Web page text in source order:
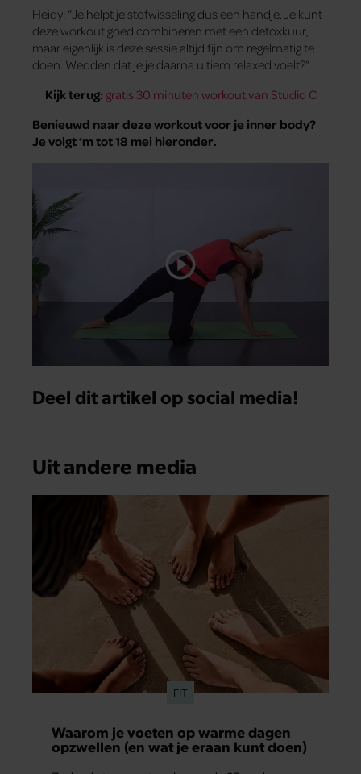
Heidy: “Je helpt je stofwisseling dus een handje. Je kunt
deze workout goed combineren met een detoxkuur,
maar eigenlijk is deze sessie altijd fijn om regelmatig te
doen. Wedden dat je je daarna ultiem relaxed voelt?”
Kijk terug: gratis 30 minuten workout van Studio C
Benieuwd naar deze workout voor je inner body?
Je volgt ‘m tot 18 mei hieronder.
Deel dit artikel op social media!
Uit andere media
FIT
Waarom je voeten op warme dagen
opzwellen (en wat je eraan kunt doen)